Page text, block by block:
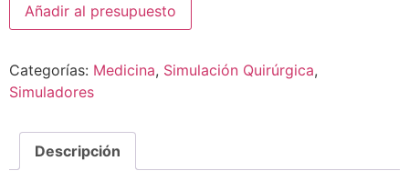
Añadir al presupuesto
Categorías: Medicina, Simulación Quirúrgica,
Simuladores
Descripción